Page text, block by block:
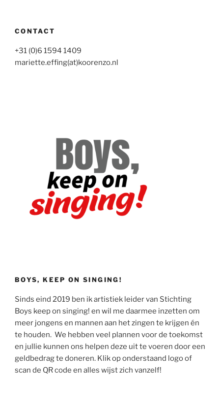
CONTACT
+31 (0)6 1594 1409
mariette.effing(at)koorenzo.nl
BOYS, KEEP ON SINGING!
Sinds eind 2019 ben ik artistiek leider van Stichting
Boys keep on singing! en wil me daarmee inzetten om
meer jongens en mannen aan het zingen te krijgen én
te houden. We hebben veel plannen voor de toekomst
en jullie kunnen ons helpen deze uit te voeren door een
geldbedrag te doneren. Klik op onderstaand logo of
scan de QR code en alles wijst zich vanzelf!